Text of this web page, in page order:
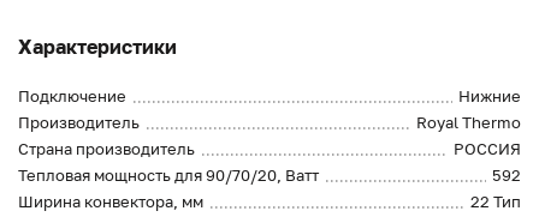
Характеристики
Подключение
Нижние
Производитель
Royal Thermo
Страна производитель
РОССИЯ
Тепловая мощность для 90/70/20, Ватт
592
Ширина конвектора, мм
22 Тип